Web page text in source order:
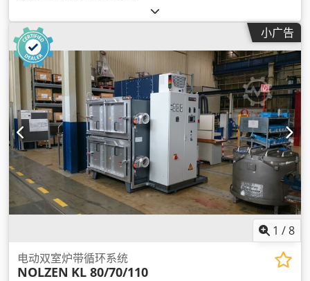
小广告
1 /8
电动双室炉带循环系统
NOLZEN KL 80/70/110